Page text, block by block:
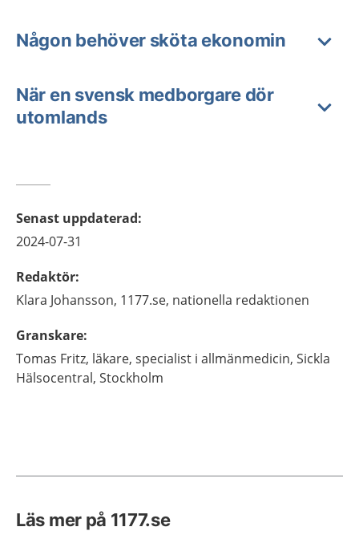
Någon behöver sköta ekonomin
När en svensk medborgare dör
utomlands
Senast uppdaterad:
2024-07-31
Redaktör:
Klara Johansson, 1177.se, nationella redaktionen
Granskare:
Tomas Fritz, läkare, specialist i allmänmedicin, Sickla
Hälsocentral, Stockholm
Läs mer på 1177.se